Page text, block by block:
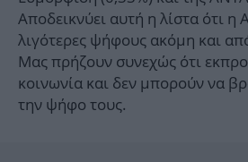
Αποδεικνύει αυτή η λίστα ότι
λιγότερες ψήφους ακόμη και
Μας πρήζουν συνεχώς ότι
κοινωνία και δεν μπορούν να
την ψήφο τους.